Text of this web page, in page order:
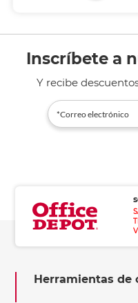
Inscríbete a
Y recibe
Herramientas de